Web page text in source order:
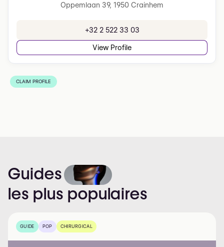
Oppemlaan 39, 1950 Crainhem
+32 2 522 33 03
View Profile
CLAIM PROFILE
Guides
les plus populaires
GUIDE POP CHIRURGICAL